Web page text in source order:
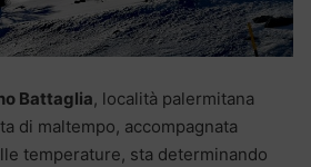
Battaglia, località palermitana
di maltempo, accompagnata
temperature, sta determinando